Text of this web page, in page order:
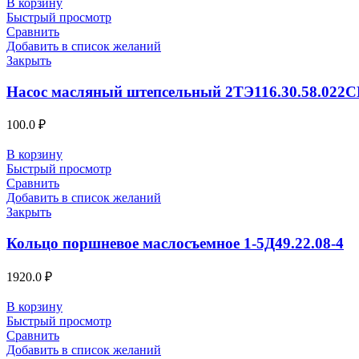
Быстрый просмотр
Сравнить
Добавить в список желаний
Закрыть
Насос масляный штепсельный
100.0 ₽
В корзину
Быстрый просмотр
Сравнить
Добавить в список желаний
Закрыть
Кольцо поршневое маслосъемное 1-5Д49.22.08-4
1920.0 ₽
В корзину
Быстрый просмотр
Сравнить
Добавить в список желаний